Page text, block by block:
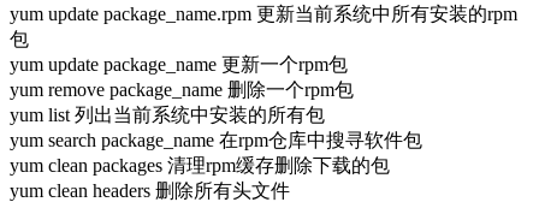
yum update package_name.rpm 更新当前系统中所有安装的rpm
包
yum update package_name 更新一个rpm包
yum remove package_name 删除一个rpm包
yum list 列出当前系统中安装的所有包
yum search package_name 在rpm仓库中搜寻软件包
yum clean packages 清理rpm缓存删除下载的包
yum clean headers 删除所有头文件